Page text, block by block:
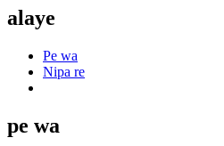
alaye
Pe wa
Nipa re
pe wa